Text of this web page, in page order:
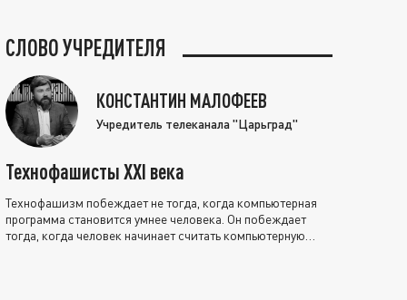
СЛОВО УЧРЕДИТЕЛЯ
КОНСТАНТИН МАЛОФЕЕВ
Учредитель телеканала "Царьград"
Технофашисты XXI века
Технофашизм побеждает не тогда, когда компьютерная
программа становится умнее человека. Он побеждает
тогда, когда человек начинает считать компьютерную